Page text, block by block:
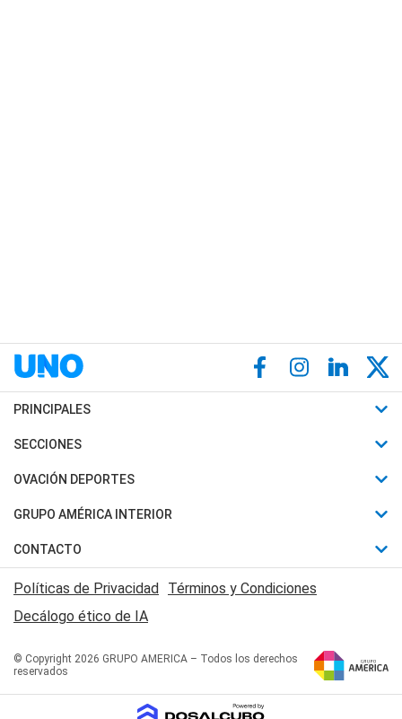
PRINCIPALES
Últimas Noticias
Política
Judiciales
Economia
SECCIONES
Horóscopo
Motores
Trucos caseros
Series y Películas
Edictos y Solicitadas
OVACIÓN DEPORTES
Fútbol
Mundial
Automovilismo
Rugby
Tenis
Básquet
GRUPO AMÉRICA INTERIOR
Canal 7 en Vivo
San Juan 8
CONTACTO
Acerca de Nosotros
Contactanos
Políticas de Privacidad Términos y Condiciones
Decálogo ético de IA
© Copyright 2026 GRUPO AMERICA – Todos los derechos
reservados